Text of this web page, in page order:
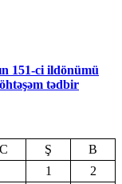
151-ci ildönümü
tədbir
C Ş
B
1
2